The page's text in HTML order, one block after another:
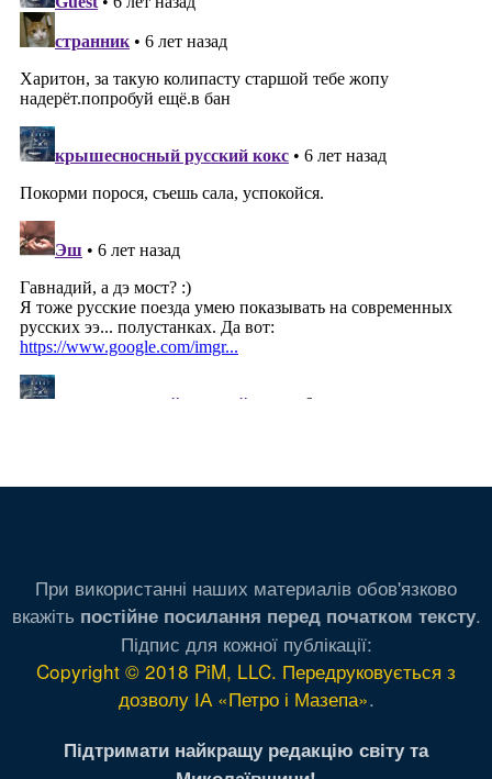
При використанні наших материалів обов'язково
вкажіть постійне посилання перед початком тексту.
Підпис для кожної публікації:
Copyright © 2018 PiM, LLC. Передруковується з
дозволу ІА «Петро і Мазепа».
Підтримати найкращу редакцію світу та